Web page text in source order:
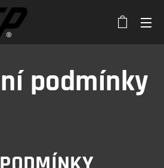
podmínky